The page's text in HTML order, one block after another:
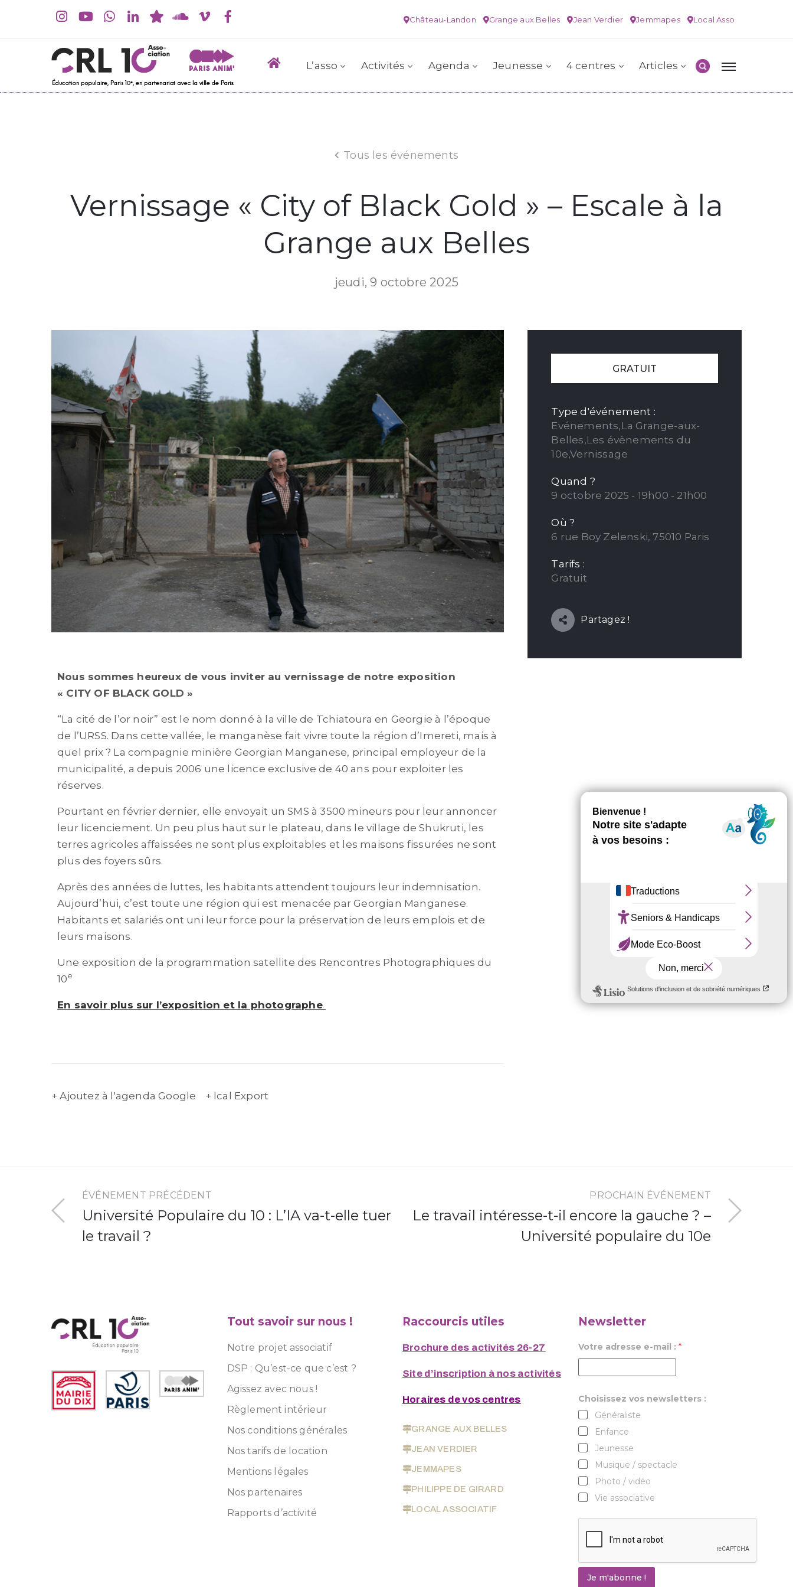
Château-Landon Grange aux Belles Jean Verdier Jemmapes Local Asso
L’asso Activités Agenda Jeunesse 4 centres Articles
Tous les événements
Vernissage « City of Black Gold » – Escale à la
Grange aux Belles
jeudi, 9 octobre 2025
Nous sommes heureux de vous inviter au vernissage de notre exposition
« CITY OF BLACK GOLD »
“La cité de l’or noir” est le nom donné à la ville de Tchiatoura en Georgie à l’époque
de l’URSS. Dans cette vallée, le manganèse fait vivre toute la région d’Imereti, mais à
quel prix ? La compagnie minière Georgian Manganese, principal employeur de la
municipalité, a depuis 2006 une licence exclusive de 40 ans pour exploiter les
réserves.
Pourtant en février dernier, elle envoyait un SMS à 3500 mineurs pour leur annoncer
leur licenciement. Un peu plus haut sur le plateau, dans le village de Shukruti, les
terres agricoles affaissées ne sont plus exploitables et les maisons fissurées ne sont
plus des foyers sûrs.
Après des années de luttes, les habitants attendent toujours leur indemnisation.
Aujourd’hui, c’est toute une région qui est menacée par Georgian Manganese.
Habitants et salariés ont uni leur force pour la préservation de leurs emplois et de
leurs maisons.
Une exposition de la programmation satellite des Rencontres Photographiques du
10e
En savoir plus sur l’exposition et la photographe
+ Ajoutez à l'agenda Google + Ical Export
GRATUIT
Type d'événement :
Evénements,La Grange-aux-
Belles,Les évènements du
10e,Vernissage
Quand ?
9 octobre 2025 - 19h00 - 21h00
Où ?
6 rue Boy Zelenski, 75010 Paris
Tarifs :
Gratuit
Partagez !
ÉVÉNEMENT PRÉCÉDENT
Université Populaire du 10 : L’IA va-t-elle tuer
le travail ?
PROCHAIN ÉVÉNEMENT
Le travail intéresse-t-il encore la gauche ? –
Université populaire du 10e
Tout savoir sur nous !
Notre projet associatif
DSP : Qu’est-ce que c’est ?
Agissez avec nous !
Règlement intérieur
Nos conditions générales
Nos tarifs de location
Mentions légales
Nos partenaires
Rapports d’activité
Raccourcis utiles
Brochure des activités 26-27
Site d’inscription à nos activités
Horaires de vos centres
GRANGE AUX BELLES
JEAN VERDIER
JEMMAPES
PHILIPPE DE GIRARD
LOCAL ASSOCIATIF
Newsletter
Votre adresse e-mail : *
Choisissez vos newsletters :
Généraliste
Enfance
Jeunesse
Musique / spectacle
Photo / vidéo
Vie associative
Je m'abonne !